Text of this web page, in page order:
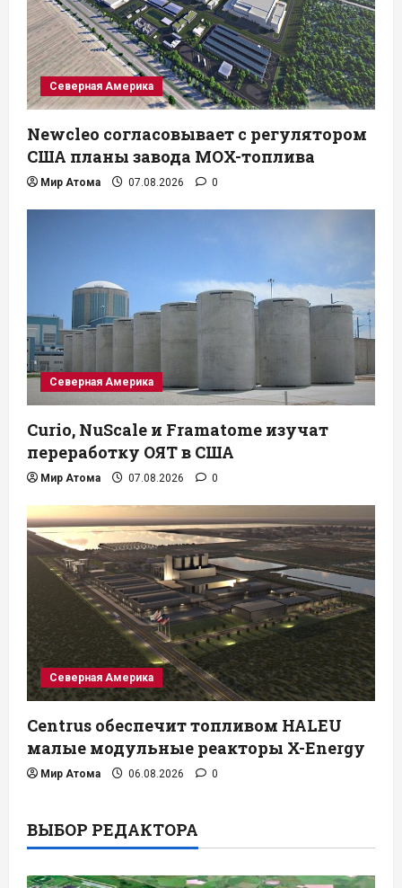
Северная Америка
Newcleo согласовывает с регулятором
США планы завода MOX-топлива
Мир Атома 07.08.2026 0
Северная Америка
Curio, NuScale и Framatome изучат
переработку ОЯТ в США
Мир Атома 07.08.2026 0
Северная Америка
Centrus обеспечит топливом HALEU
малые модульные реакторы X-Energy
Мир Атома 06.08.2026 0
ВЫБОР РЕДАКТОРА